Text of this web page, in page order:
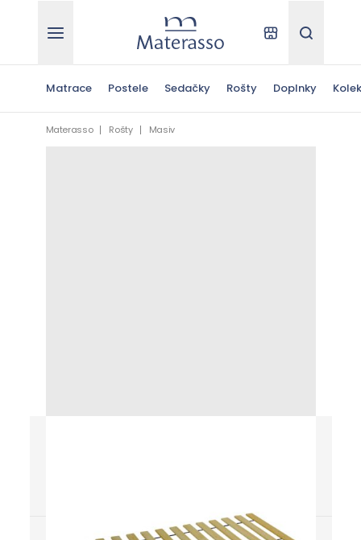
Materasso Kde kúpiťHľadať
Matrace Postele Sedačky Rošty Doplnky
Materasso Rošty Masiv